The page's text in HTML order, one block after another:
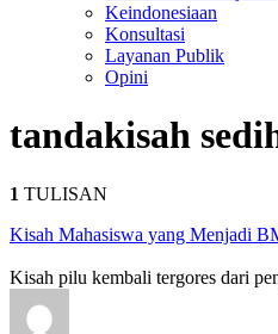
Keindonesiaan
Konsultasi
Layanan Publik
Opini
tandakisah
1 TULISAN
Kisah Mahasiswa yang Menjadi
Kisah pilu kembali tergores dari